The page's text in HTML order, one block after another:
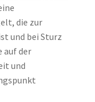
die zur
und bei Sturz
auf der
und